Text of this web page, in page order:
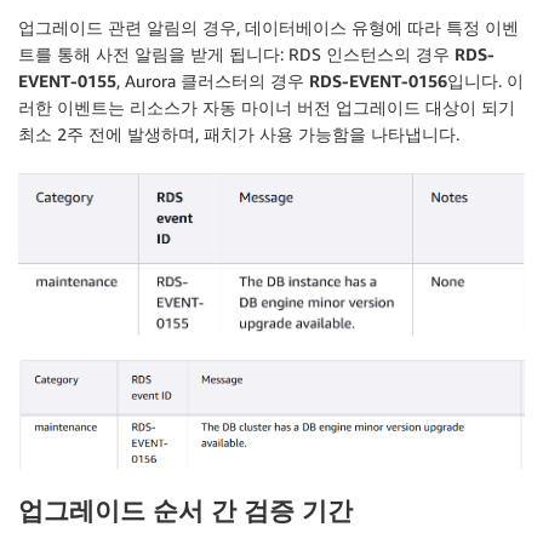
업그레이드 관련 알림의 경우, 데이터베이스 유형에 따라 특정 이벤
트를 통해 사전 알림을 받게 됩니다: RDS 인스턴스의 경우 RDS-
EVENT-0155, Aurora 클러스터의 경우 RDS-EVENT-0156입니다. 이
러한 이벤트는 리소스가 자동 마이너 버전 업그레이드 대상이 되기
최소 2주 전에 발생하며, 패치가 사용 가능함을 나타냅니다.
업그레이드 순서 간 검증 기간